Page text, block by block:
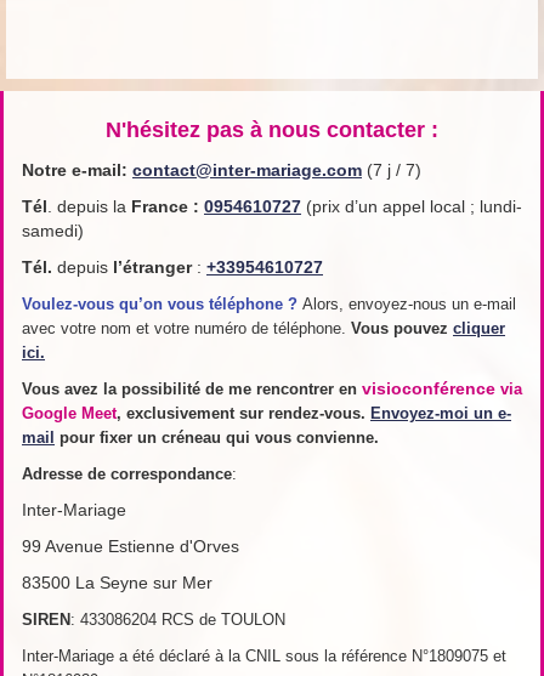
N'hésitez pas à nous contacter :
Notre e-mail: contact@inter-mariage.com (7 j / 7)
Tél . depuis la France : 0954610727 (prix d’un appel local ; lundi-
samedi)
Tél. depuis l’étranger: +33954610727
Voulez-vous qu’on vous téléphone ? Alors, envoyez-nous un e-mail
avec votre nom et votre numéro de téléphone. Vous pouvez cliquer
ici.
Vous avez la possibilité de me rencontrer en visioconférence via
Google Meet, exclusivement sur rendez-vous. Envoyez-moi un e-
mail pour fixer un créneau qui vous convienne.
Adresse de correspondance:
Inter-Mariage
99 Avenue Estienne d'Orves
83500 La Seyne sur Mer
SIREN: 433086204 RCS de TOULON
Inter-Mariage a été déclaré à la CNIL sous la référence N°1809075 et